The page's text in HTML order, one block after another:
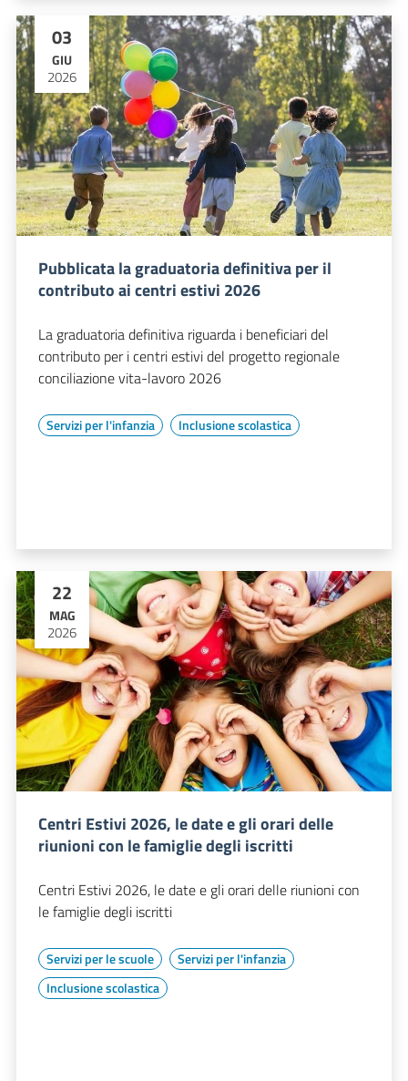
03
GIU
2026
Pubblicata la graduatoria definitiva per il
contributo ai centri estivi 2026
La graduatoria definitiva riguarda i beneficiari del
contributo per i centri estivi del progetto regionale
conciliazione vita-lavoro 2026
Servizi per l'infanzia Inclusione scolastica
22
MAG
2026
Centri Estivi 2026, le date e gli orari delle
riunioni con le famiglie degli iscritti
Centri Estivi 2026, le date e gli orari delle riunioni con
le famiglie degli iscritti
Servizi per le scuole
Servizi per l'infanzia
Inclusione scolastica